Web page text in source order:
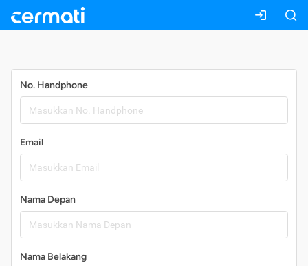
No. Handphone
Email
Nama Depan
Nama Belakang